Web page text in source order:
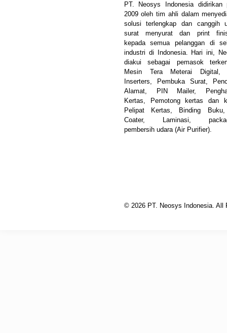
PT. Neosys Indonesia didirikan
2009 oleh tim ahli dalam
solusi terlengkap dan canggih
surat menyurat dan print
kepada semua pelanggan di
industri di Indonesia. Hari ini,
diakui sebagai pemasok
Mesin Tera Meterai Digital,
Inserters, Pembuka Surat,
Alamat, PIN Mailer,
Kertas, Pemotong kertas dan
Pelipat Kertas, Binding
Coater, Laminasi,
pembersih udara (Air Purifier).
© 2026 PT. Neosys Indonesia. All